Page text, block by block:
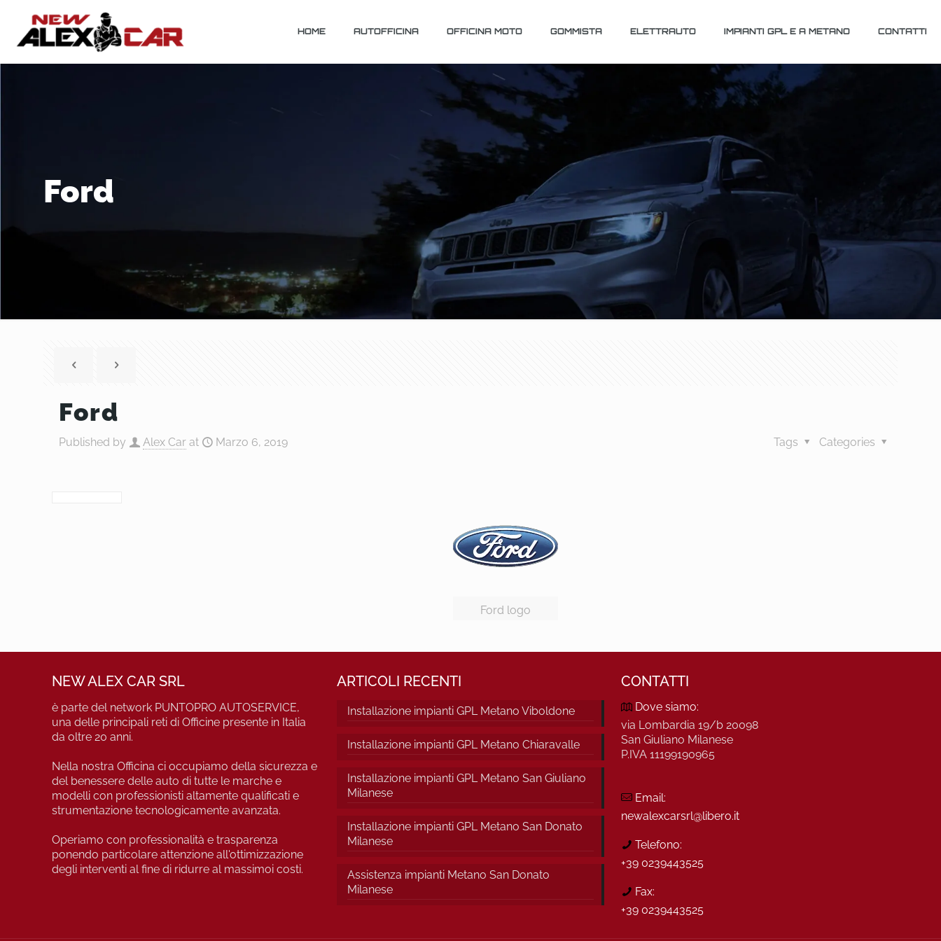
HOME AUTOFFICINA OFFICINA MOTO GOMMISTA ELETTRAUTO IMPIANTI GPL E A METANO CONTATTI
Ford
Ford
Published by Alex Car at Marzo 6, 2019 Categories
Tags
Ford logo
NEW ALEX CAR SRL
è parte del network PUNTOPRO AUTOSERVICE,
una delle principali reti di Officine presente in Italia
da oltre 20 anni.
Nella nostra Officina ci occupiamo della sicurezza e
del benessere delle auto di tutte le marche e
modelli con professionisti altamente qualificati e
strumentazione tecnologicamente avanzata.
Operiamo con professionalità e trasparenza
ponendo particolare attenzione all'ottimizzazione
degli interventi al fine di ridurre al massimoi costi.
ARTICOLI RECENTI
Installazione impianti GPL Metano Viboldone
Installazione impianti GPL Metano Chiaravalle
Installazione impianti GPL Metano San Giuliano
Milanese
Installazione impianti GPL Metano San Donato
Milanese
Assistenza impianti Metano San Donato
Milanese
CONTATTI
Dove siamo:
via Lombardia 19/b 20098
San Giuliano Milanese
P.IVA 11199190965
Email:
newalexcarsrl@libero.it
Telefono:
+39 0239443525
Fax:
+39 0239443525